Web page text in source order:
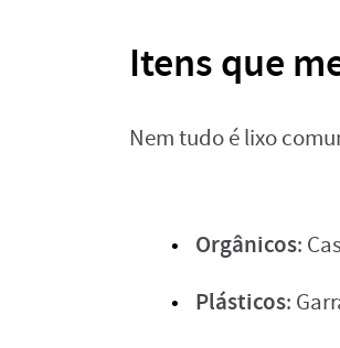
Itens que
Nem tudo é lixo
Orgânicos:
Plásticos: